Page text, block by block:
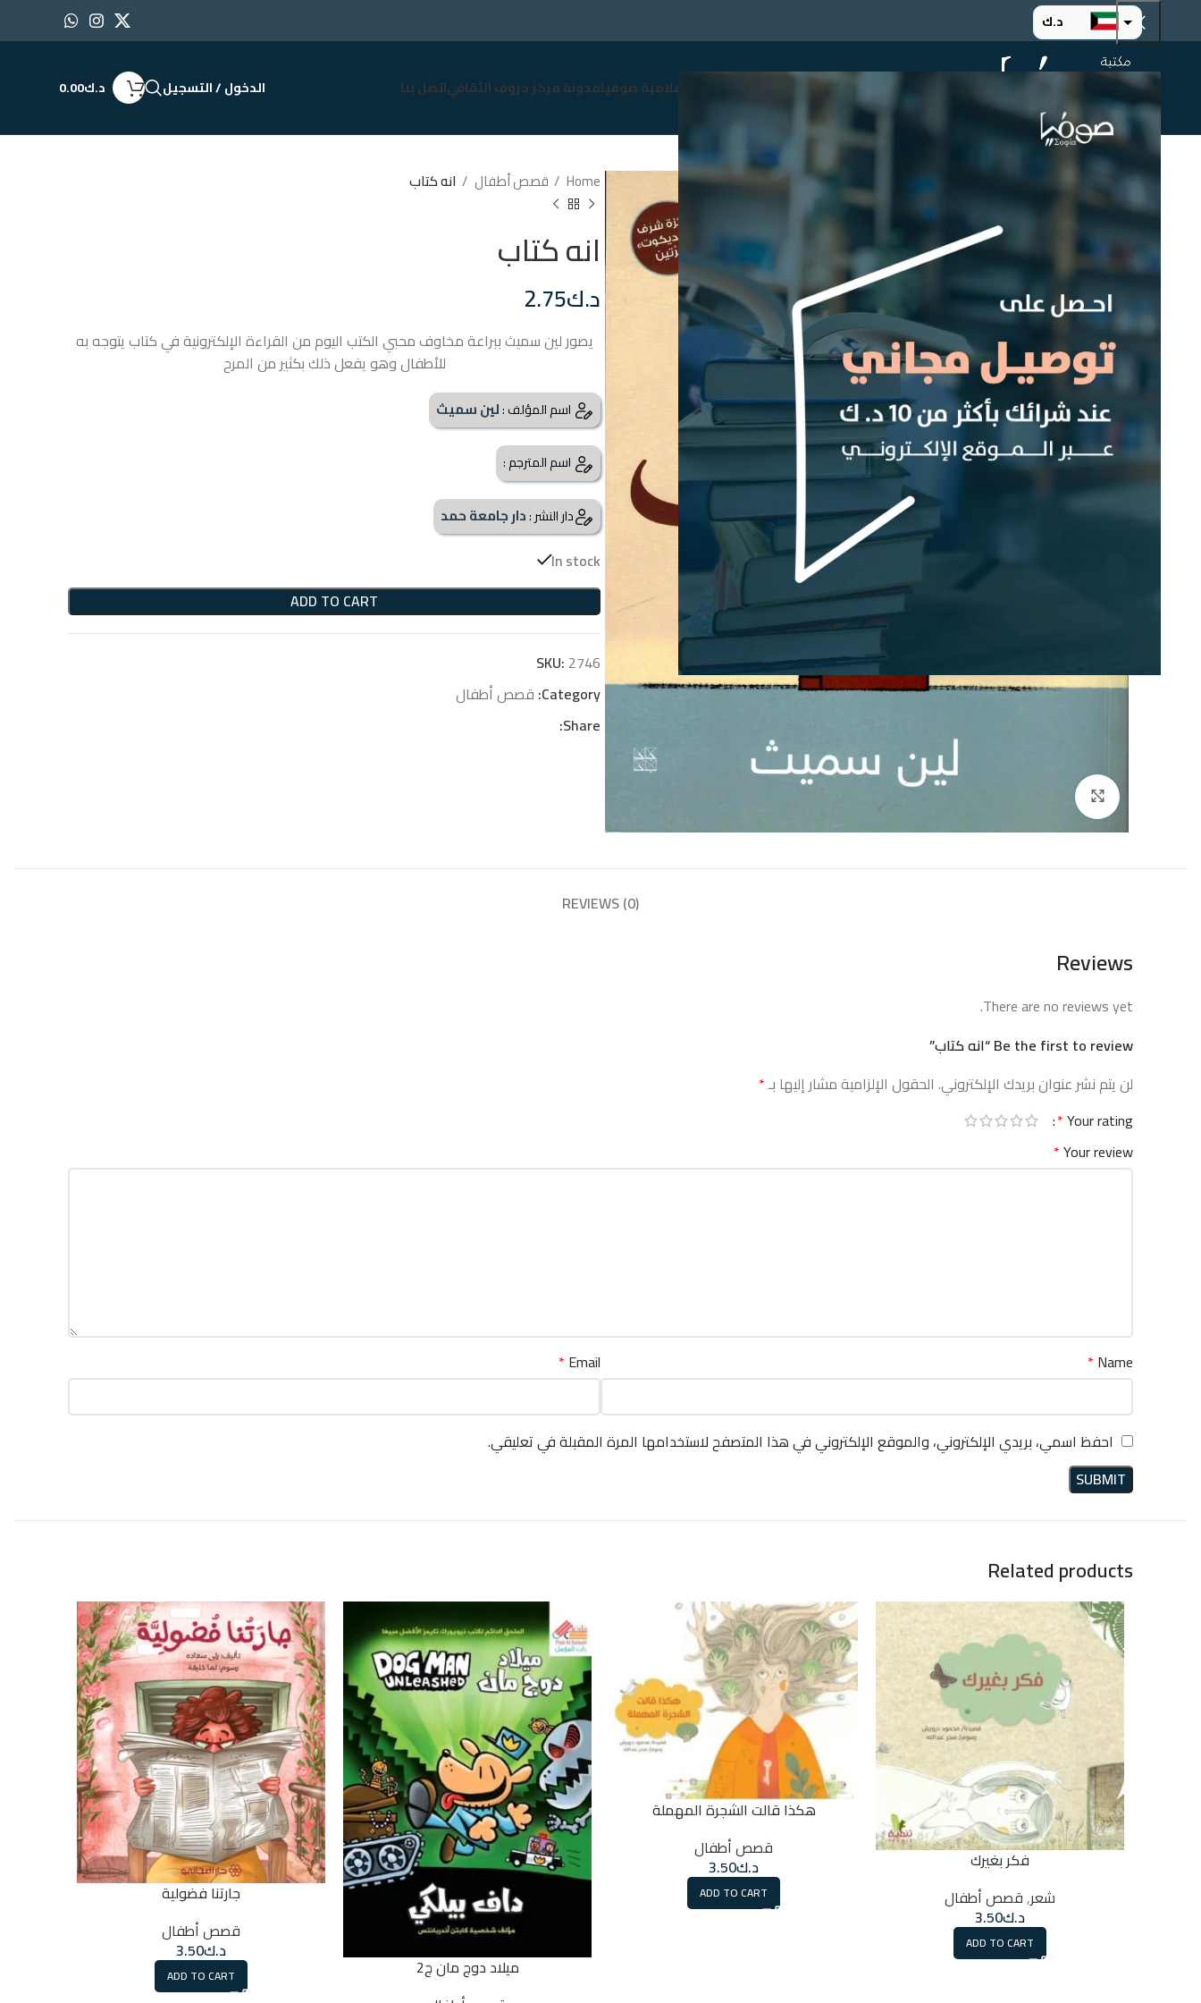
د.ك
د.إ
ر.ق
الرئيسية إعلامية صوفيامدونة مركز حروف الثقافياتصل بنا الدخول / التسجيل د.ك0.00
Home قصص أطفال انه كتاب
انه كتاب
د.ك2.75
يصور لين سميث ببراعة مخاوف محبي الكتب اليوم من القراءة الإلكترونية في كتاب يتوجه به
للأطفال وهو يفعل ذلك بكثير من المرح
اسم المؤلف :لين سميث
اسم المترجم :
دار النشر :دار جامعة حمد
In stock
ADD TO CART
SKU: 2746
Category: قصص أطفال
Share:
REVIEWS (0)
Reviews
There are no reviews yet.
Be the first to review “انه كتاب”
لن يتم نشر عنوان بريدك الإلكتروني. الحقول الإلزامية مشار إليها بـ*
Your rating
*
Your review
*
Name
*
Email
*
احفظ اسمي، بريدي الإلكتروني، والموقع الإلكتروني في هذا المتصفح لاستخدامها المرة المقبلة في تعليقي.
Related products
فكر بغيرك
شعر,قصص أطفال
د.ك3.50
ADD TO CART
هكذا قالت الشجرة المهملة
قصص أطفال
د.ك3.50
ADD TO CART
ميلاد دوج مان ج2
جارتنا فضولية
قصص أطفال
د.ك3.50
ADD TO CART